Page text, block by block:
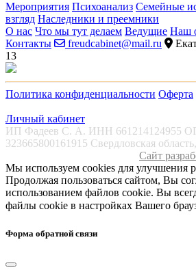
Мероприятия Психоанализ Семейные
взгляд Наследники и преемники
О нас Что мы тут делаем Ведущие Наш
Контакты
freudcabinet@mail.ru
13
Политика конфиденциальности Оферта
Личный кабинет
ИП Фадеев С. А. ИНН 661214124955
323665800161915 Свердловская
Сайт
Мы используем cookies для улучшения
Продолжая пользоваться сайтом, Вы
использованием файлов cookie. Вы
файлы cookie в настройках Вашего
Форма обратной связи